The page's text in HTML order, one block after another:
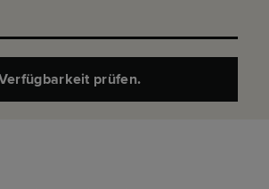
prüfen.